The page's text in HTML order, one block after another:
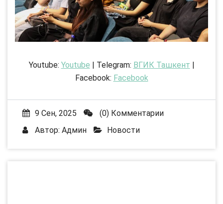
Youtube: Youtube | Telegram: ВГИК Ташкент
Facebook: Facebook
9 Сен, 2025
(0) Комментарии
Автор: Админ Новости